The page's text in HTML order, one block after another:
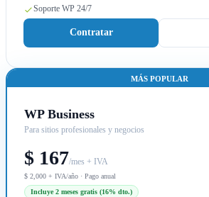
Soporte WP 24/7
Contratar
MÁS POPULAR
WP Business
Para sitios profesionales y negocios
$ 167/mes + IVA
$ 2,000 + IVA/año · Pago anual
Incluye 2 meses gratis (16% dto.)